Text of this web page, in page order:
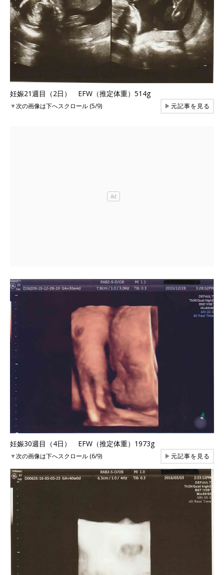
妊娠21週目（2日） EFW（推定体重）514g
▼次の画像は下へスクロール (5/9) ▶元記事を見る
妊娠30週目（4日） EFW（推定体重）1973g
▼次の画像は下へスクロール (6/9) ▶元記事を見る